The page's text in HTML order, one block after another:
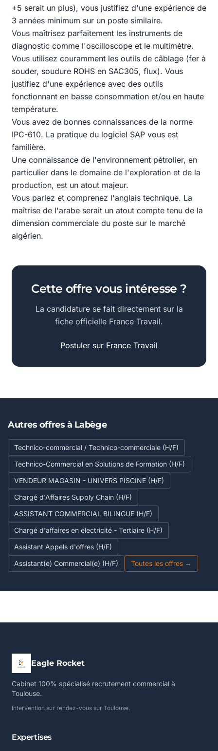
+5 serait un plus), vous justifiez d'une expérience de
3 années minimum sur un poste similaire.
Vous maîtrisez parfaitement les instruments de
diagnostic comme l'oscilloscope et le multimètre.
Vous utilisez couramment les outils de câblage (fer à
souder, soudure ROHS en SAC305, flux). Vous
justifiez d'une expérience avec des outils
fonctionnant en basse consommation et/ou en haute
température.
Vous avez de bonnes connaissances de la norme
IPC-610. La pratique du logiciel SAP vous est
familière.
Une connaissance de l'environnement pétrolier, en
particulier dans le domaine de l'exploration et de la
production, est un atout majeur.
Vous parlez et comprenez l'anglais technique. La
maîtrise de l'arabe serait un atout compte tenu de la
dimension commerciale du poste sur le marché
algérien.
Cette offre vous intéresse ?
La candidature se fait directement sur la
fiche officielle France Travail.
Postuler sur France Travail
Autres offres à Labège
Technico-commercial / Technico-commerciale (H/F)
Technico-Commercial en Solutions de Formation (H/F)
VENDEUR MAGASIN - UNIVERS PISCINE (H/F)
Chargé d'Affaires Supply Chain (H/F)
ASSISTANT COMMERCIAL BILINGUE (H/F)
Chargé d'affaires en électricité - Tertiaire (H/F)
Assistant Appels d'offres (H/F)
Assistant(e) Commercial(e) (H/F)
Toutes les offres →
Eagle Rocket
Cabinet 100% spécialisé recrutement commercial à
Toulouse.
Intervention sur rendez-vous sur Toulouse.
Expertises